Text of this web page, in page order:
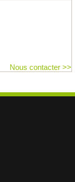
Nous contacter >>